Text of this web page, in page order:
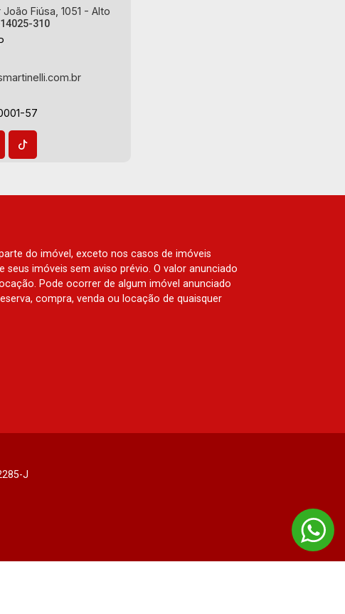
Fiúsa, 1051 - Alto
14025-310
57
do imóvel, exceto nos casos de imóveis
imóveis sem aviso prévio. O valor anunciado
Pode ocorrer de algum imóvel anunciado
compra, venda ou locação de quaisquer
J